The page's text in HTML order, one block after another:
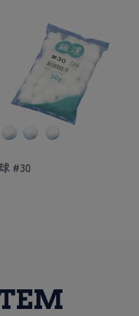
#30